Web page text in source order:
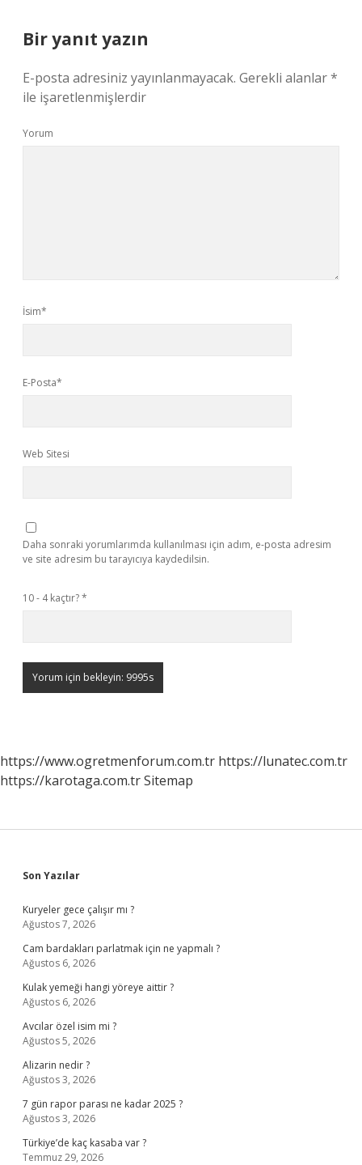
Bir yanıt yazın
E-posta adresiniz yayınlanmayacak. Gerekli alanlar*
ile işaretlenmişlerdir
Yorum
İsim*
E-Posta*
Web Sitesi
Daha sonraki yorumlarımda kullanılması için adım, e-posta adresim
ve site adresim bu tarayıcıya kaydedilsin.
10 - 4 kaçtır?*
https://www.ogretmenforum.com.tr https://lunatec.com.tr
https://karotaga.com.trSitemap
Sidebar
Son Yazılar
Kuryeler gece çalışır mı ?
Ağustos 7, 2026
Cam bardakları parlatmak için ne yapmalı ?
Ağustos 6, 2026
Kulak yemeği hangi yöreye aittir ?
Ağustos 6, 2026
Avcılar özel isim mi ?
Ağustos 5, 2026
Alizarin nedir ?
Ağustos 3, 2026
7 gün rapor parası ne kadar 2025 ?
Ağustos 3, 2026
Türkiye’de kaç kasaba var ?
Temmuz 29, 2026